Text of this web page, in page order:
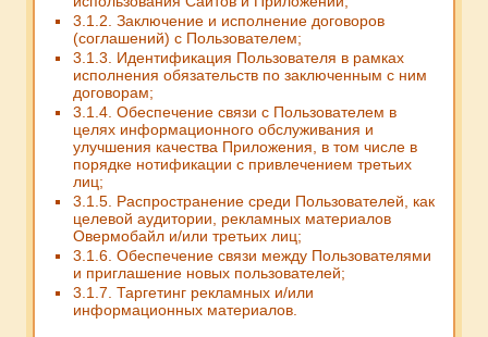
3.1.2. Заключение и исполнение договоров
(соглашений) с Пользователем;
3.1.3. Идентификация Пользователя в рамках
исполнения обязательств по заключенным с ним
договорам;
3.1.4. Обеспечение связи с Пользователем в
целях информационного обслуживания и
улучшения качества Приложения, в том числе в
порядке нотификации с привлечением третьих
лиц;
3.1.5. Распространение среди Пользователей, как
целевой аудитории, рекламных материалов
Овермобайл и/или третьих лиц;
3.1.6. Обеспечение связи между Пользователями
и приглашение новых пользователей;
3.1.7. Таргетинг рекламных и/или
информационных материалов.